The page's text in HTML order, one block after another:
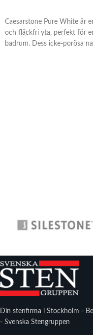
Caesarstone Pure White är
och fläckfri yta, perfekt för
badrum. Dess icke-porösa
Din stenfirma i Stockholm -
- Svenska Stengruppen